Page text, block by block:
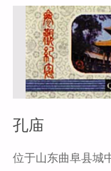
孔庙
位于山东曲阜县城